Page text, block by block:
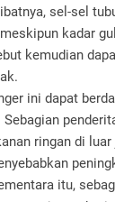
sel-sel
kadar
kemudian
ini dapat
ringan di
itu,